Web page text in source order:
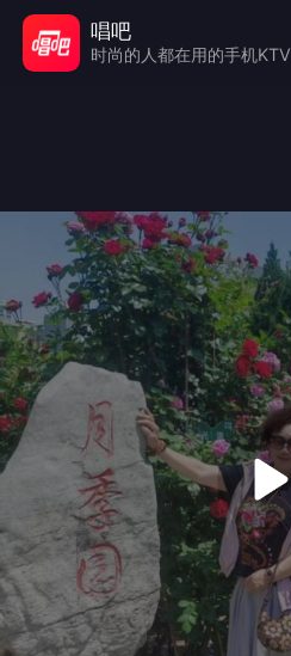
唱吧
时尚的人都在用的手机KTV